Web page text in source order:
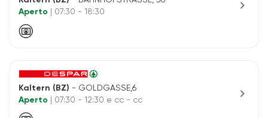
Aperto
| 07:30 - 18:30 chevron_right
Kaltern (BZ) - GOLDGASSE,6
Aperto
| 07:30 - 12:30 e cc - cc chevron_right